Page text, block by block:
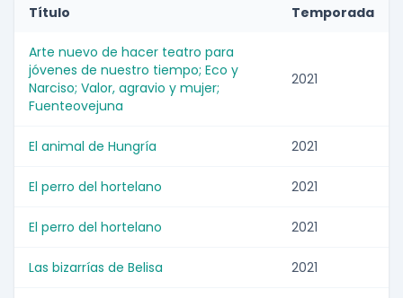
Título Temporada
Arte nuevo de hacer teatro para
jóvenes de nuestro tiempo; Eco y
Narciso; Valor, agravio y mujer;
Fuenteovejuna
2021
El animal de Hungría 2021
El perro del hortelano 2021
El perro del hortelano 2021
Las bizarrías de Belisa 2021